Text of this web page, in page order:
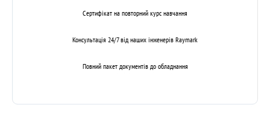
Сертифікат на повторний курс навчання
Консультація 24/7 від наших інженерів Raymark
Повний пакет документів до обладнання